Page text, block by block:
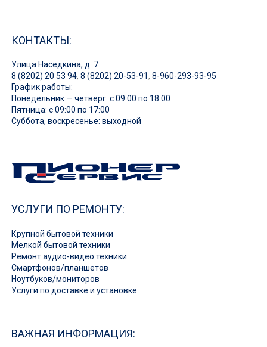
КОНТАКТЫ:
Улица Наседкина, д. 7
8 (8202) 20 53 94,8 (8202) 20-53-91,8-960-293-93-95
График работы:
Понедельник — четверг: с 09:00 по 18:00
Пятница: с 09:00 по 17:00
Суббота, воскресенье: выходной
УСЛУГИ ПО РЕМОНТУ:
Крупной бытовой техники
Мелкой бытовой техники
Ремонт аудио-видео техники
Смартфонов/планшетов
Ноутбуков/мониторов
Услуги по доставке и установке
ВАЖНАЯ ИНФОРМАЦИЯ: